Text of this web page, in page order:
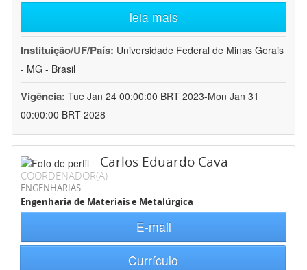
leia mais
Instituição/UF/País: Universidade Federal de Minas Gerais
- MG - Brasil
Vigência: Tue Jan 24 00:00:00 BRT 2023-Mon Jan 31
00:00:00 BRT 2028
Carlos Eduardo Cava
COORDENADOR(A)
ENGENHARIAS
Engenharia de Materiais e Metalúrgica
E-mail
Currículo